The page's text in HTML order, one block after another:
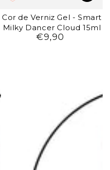
Cor de Verniz Gel - Smart
Milky Dancer Cloud 15ml
Preço
€9,90